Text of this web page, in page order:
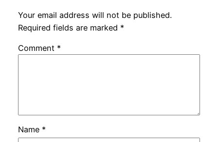
Your email address will not be published.
Required fields are marked *
Comment *
Name *